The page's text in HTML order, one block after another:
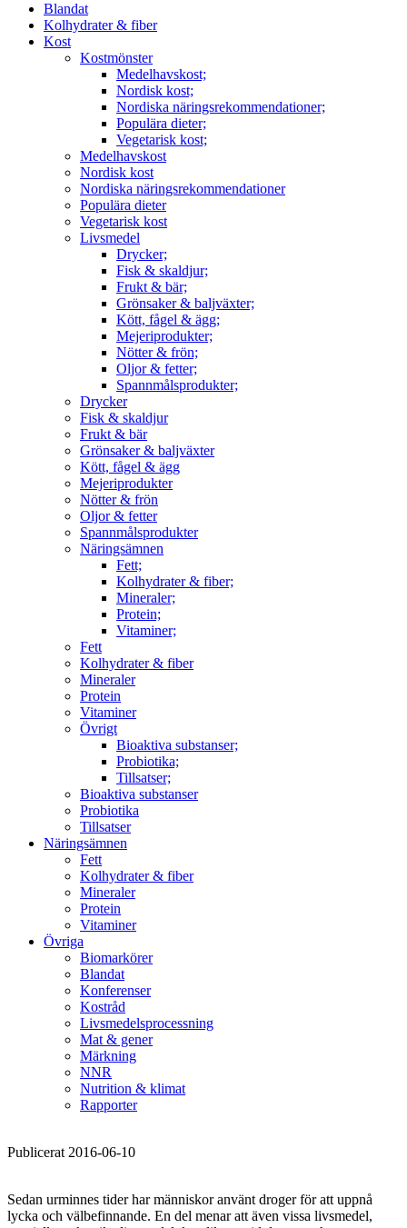
Blandat
Kolhydrater & fiber
Kost
Kostmönster
Medelhavskost;
Nordisk kost;
Nordiska näringsrekommendationer;
Populära dieter;
Vegetarisk kost;
Medelhavskost
Nordisk kost
Nordiska näringsrekommendationer
Populära dieter
Vegetarisk kost
Livsmedel
Drycker;
Fisk & skaldjur;
Frukt & bär;
Grönsaker & baljväxter;
Kött, fågel & ägg;
Mejeriprodukter;
Nötter & frön;
Oljor & fetter;
Spannmålsprodukter;
Drycker
Fisk & skaldjur
Frukt & bär
Grönsaker & baljväxter
Kött, fågel & ägg
Mejeriprodukter
Nötter & frön
Oljor & fetter
Spannmålsprodukter
Näringsämnen
Fett;
Kolhydrater & fiber;
Mineraler;
Protein;
Vitaminer;
Fett
Kolhydrater & fiber
Mineraler
Protein
Vitaminer
Övrigt
Bioaktiva substanser;
Probiotika;
Tillsatser;
Bioaktiva substanser
Probiotika
Tillsatser
Näringsämnen
Fett
Kolhydrater & fiber
Mineraler
Protein
Vitaminer
Övriga
Biomarkörer
Blandat
Konferenser
Kostråd
Livsmedelsprocessning
Mat & gener
Märkning
NNR
Nutrition & klimat
Rapporter
Publicerat 2016-06-10
Sedan urminnes tider har människor använt droger för att uppnå
lycka och välbefinnande. En del menar att även vissa livsmedel,